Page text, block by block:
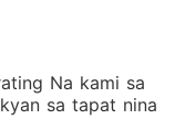
Na kami sa
sa tapat nina